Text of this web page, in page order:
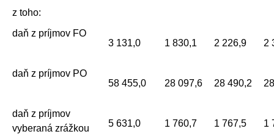
z toho:
daň z príjmov FO
3 131,0
1 830,1 2 226,9 2
daň z príjmov PO
58 455,0
28 097,6 28 490,2
daň z príjmov
vyberaná zrážkou
5 631,0 1 760,7 1 767,5 1